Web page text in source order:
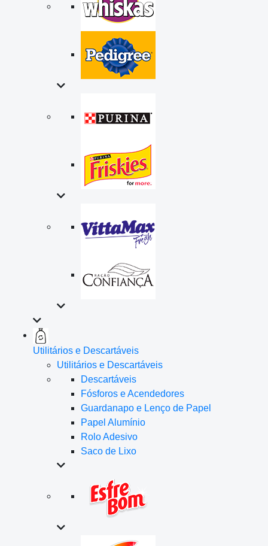
Utilitários e Descartáveis
Utilitários e Descartáveis
Descartáveis
Fósforos e Acendedores
Guardanapo e Lenço de Papel
Papel Alumínio
Rolo Adesivo
Saco de Lixo